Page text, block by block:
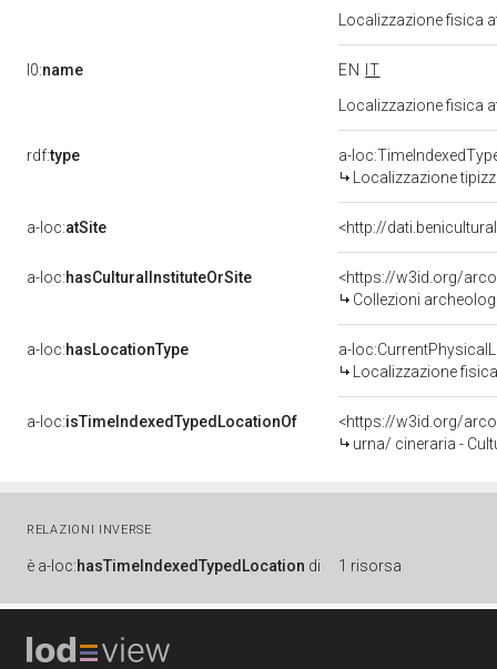
Localizzazione fisica
l0:name EN
IT
Localizzazione fisica
rdf:type
a-
Localizzazione
a-loc:atSite <http://
a-loc:hasCulturalInstituteOrSite
<https://w3id.org/
Collezioni
a-loc:hasLocationType
a-
Localizzazione
a-loc:isTimeIndexedTypedLocationOf
<https://w3id.org/
urna/ cineraria -
RELAZIONI INVERSE
è a-loc:hasTimeIndexedTypedLocation di 1 risorsa